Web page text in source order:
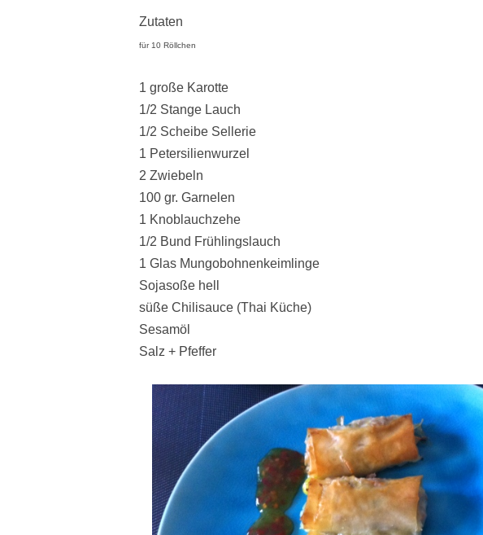
Zutaten
für 10 Röllchen
1 große Karotte
1/2 Stange Lauch
1/2 Scheibe Sellerie
1 Petersilienwurzel
2 Zwiebeln
100 gr. Garnelen
1 Knoblauchzehe
1/2 Bund Frühlingslauch
1 Glas Mungobohnenkeimlinge
Sojasoße hell
süße Chilisauce (Thai Küche)
Sesamöl
Salz + Pfeffer